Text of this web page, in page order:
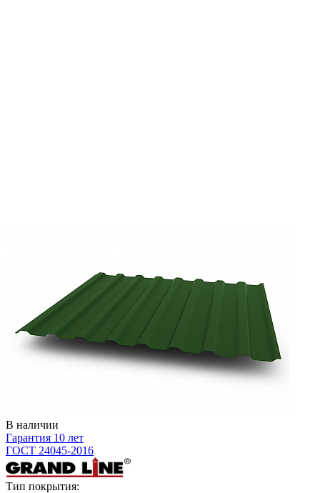
В наличии
Гарантия 10 лет
ГОСТ 24045-2016
Тип покрытия: